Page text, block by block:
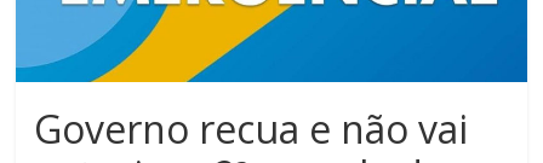
Governo recua e não vai